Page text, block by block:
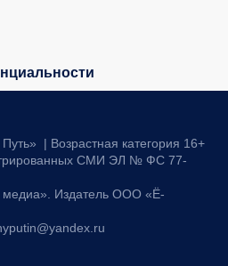
| Возрастная категория 16+
СМИ ЭЛ № ФС 77-
Издатель ООО «Ё-